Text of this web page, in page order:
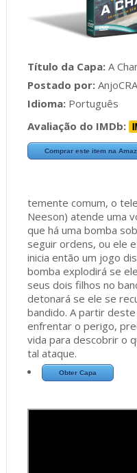
Título da Capa:A
Postado por:AnjoCRA
Idioma:Português
Avaliação do IMDb:
Comprar este item na
temente comum, o
Neeson) atende uma
que há uma bomba
seguir ordens, ou ele
inicia então um jogo
bomba explodirá se
seus dois filhos no
detonará se ele se
bandido. A partir
enfrentar o perigo,
vida para descobrir o
tal ataque.
Obter Capa